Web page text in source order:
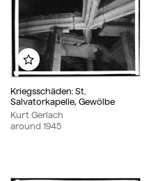
Kriegsschäden: St.
Salvatorkapelle, Gewölbe
Kurt Gerlach
around 1945
Add to my album